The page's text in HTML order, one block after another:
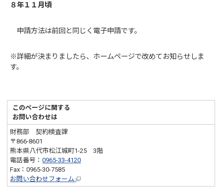
８年１１月頃
申請方法は前回と同じく電子申請です。
※詳細が決まりましたら、ホームページで改めてお知らせしま
す。
このページに関する
お問い合わせは
財務部 契約検査課
〒866-8601
熊本県八代市松江城町1-25 3階
電話番号：0965-33-4120
Fax：0965-30-7585
お問い合わせフォーム